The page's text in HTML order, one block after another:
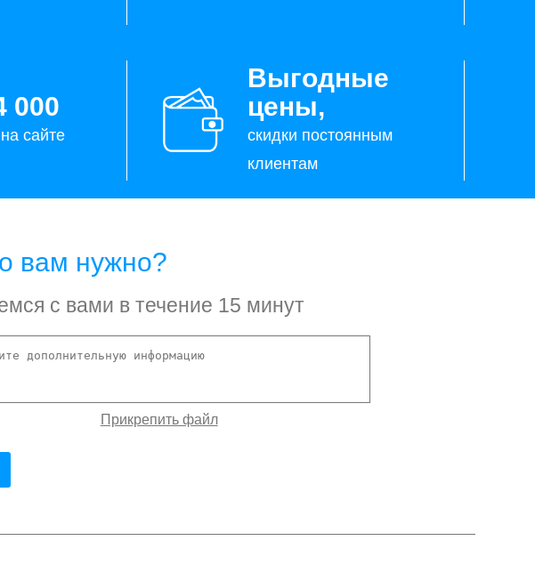
000
сайте
Выгодные
цены,
скидки постоянным
клиентам
вам нужно?
с вами в течение 15 минут